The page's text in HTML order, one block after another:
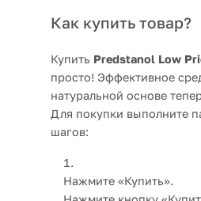
Как купить товар?
Купить Predstanol Low
просто! Эффективное
натуральной основе
Для покупки выполните
шагов:
Нажмите «Купить».